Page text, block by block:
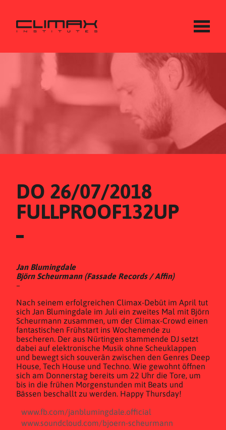
DO 26/07/2018
FULLPROOF132UP
Jan Blumingdale
Björn Scheurmann (Fassade Records / Affin)
–
Nach seinem erfolgreichen Climax-Debüt im April tut
sich Jan Blumingdale im Juli ein zweites Mal mit Björn
Scheurmann zusammen, um der Climax-Crowd einen
fantastischen Frühstart ins Wochenende zu
bescheren. Der aus Nürtingen stammende DJ setzt
dabei auf elektronische Musik ohne Scheuklappen
und bewegt sich souverän zwischen den Genres Deep
House, Tech House und Techno. Wie gewohnt öffnen
sich am Donnerstag bereits um 22 Uhr die Tore, um
bis in die frühen Morgenstunden mit Beats und
Bässen beschallt zu werden. Happy Thursday!
www.fb.com/janblumingdale.official
www.soundcloud.com/bjoern-scheurmann